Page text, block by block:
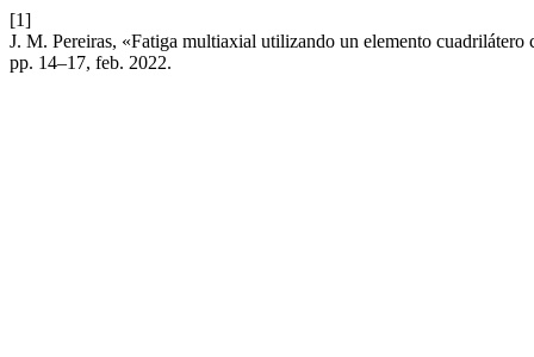
[1]
J. M. Pereiras, «Fatiga multiaxial utilizando un elemento
pp. 14–17, feb. 2022.